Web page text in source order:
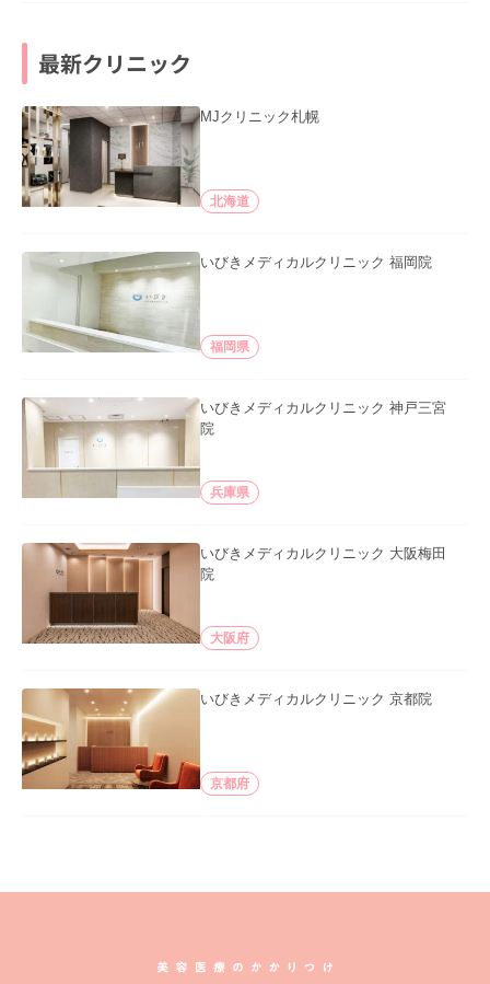
最新クリニック
MJクリニック札幌
北海道
いびきメディカルクリニック 福岡院
福岡県
いびきメディカルクリニック 神戸三宮
院
兵庫県
いびきメディカルクリニック 大阪梅田
院
大阪府
いびきメディカルクリニック 京都院
京都府